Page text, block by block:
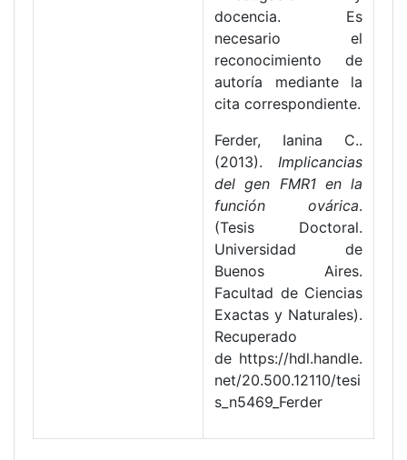
docencia. Es
necesario el
reconocimiento de
autoría mediante la
cita correspondiente.
Ferder, Ianina C..
(2013). Implicancias
del gen FMR1 en la
función ovárica.
(Tesis Doctoral.
Universidad de
Buenos Aires.
Facultad de Ciencias
Exactas y Naturales).
Recuperado
de https://hdl.handle.
net/20.500.12110/tesi
s_n5469_Ferder